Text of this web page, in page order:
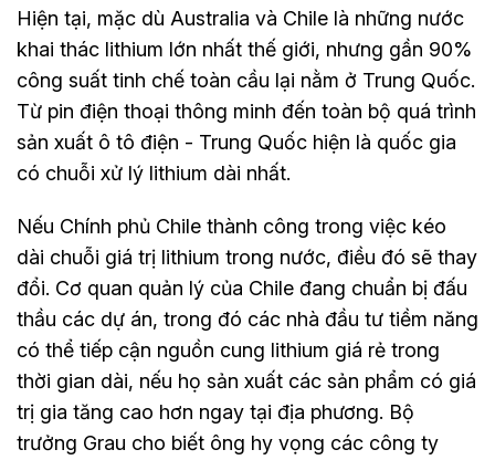
Hiện tại, mặc dù Australia và Chile là những nước
khai thác lithium lớn nhất thế giới, nhưng gần 90%
công suất tinh chế toàn cầu lại nằm ở Trung Quốc.
Từ pin điện thoại thông minh đến toàn bộ quá trình
sản xuất ô tô điện - Trung Quốc hiện là quốc gia
có chuỗi xử lý lithium dài nhất.
Nếu Chính phủ Chile thành công trong việc kéo
dài chuỗi giá trị lithium trong nước, điều đó sẽ thay
đổi. Cơ quan quản lý của Chile đang chuẩn bị đấu
thầu các dự án, trong đó các nhà đầu tư tiềm năng
có thể tiếp cận nguồn cung lithium giá rẻ trong
thời gian dài, nếu họ sản xuất các sản phẩm có giá
trị gia tăng cao hơn ngay tại địa phương. Bộ
trưởng Grau cho biết ông hy vọng các công ty